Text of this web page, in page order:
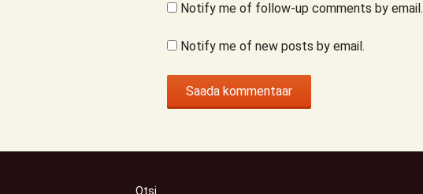
Notify me of follow-up comments by email.
Notify me of new posts by email.
Otsi